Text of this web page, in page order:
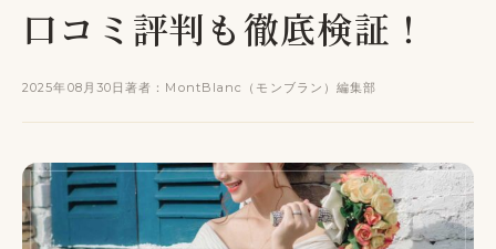
口コミ評判も徹底検証！
2025年08月30日著者：MontBlanc（モンブラン）編集部